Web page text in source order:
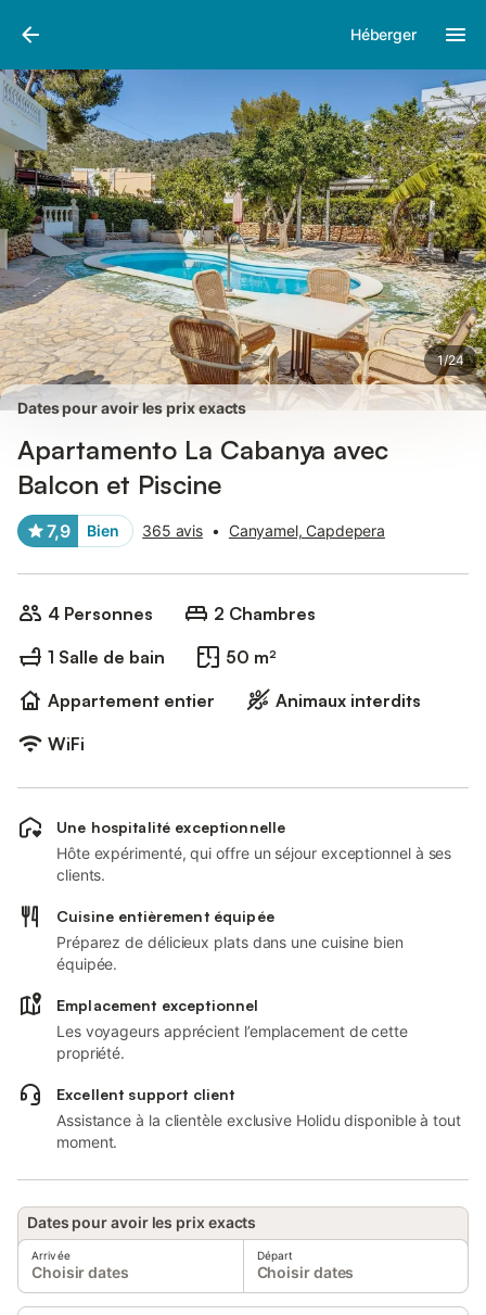
Héberger
1/24
Photos
Dates pour avoir les prix exacts
Apartamento La Cabanya avec
Balcon et Piscine
7,9 Bien 365 avis • Canyamel, Capdepera
4 Personnes
2 Chambres
1 Salle de bain
50 m²
Appartement entier
Animaux interdits
WiFi
Une hospitalité exceptionnelle
Hôte expérimenté, qui offre un séjour exceptionnel à ses
clients.
Cuisine entièrement équipée
Préparez de délicieux plats dans une cuisine bien
équipée.
Emplacement exceptionnel
Les voyageurs apprécient l’emplacement de cette
propriété.
Excellent support client
Assistance à la clientèle exclusive Holidu disponible à tout
moment.
Dates pour avoir les prix exacts
Arrivée
Choisir dates
Départ
Choisir dates